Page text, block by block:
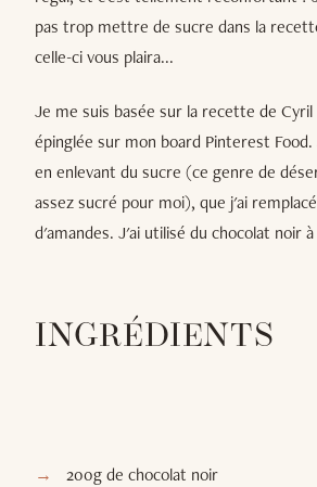
pas trop mettre de sucre dans la
celle-ci vous plaira...
Je me suis basée sur la recette de Cyril
épinglée sur mon board Pinterest Food.
en enlevant du sucre (ce genre de
assez sucré pour moi), que j'ai
d'amandes. J'ai utilisé du chocolat noir à
INGRÉDIENTS
200g de chocolat noir